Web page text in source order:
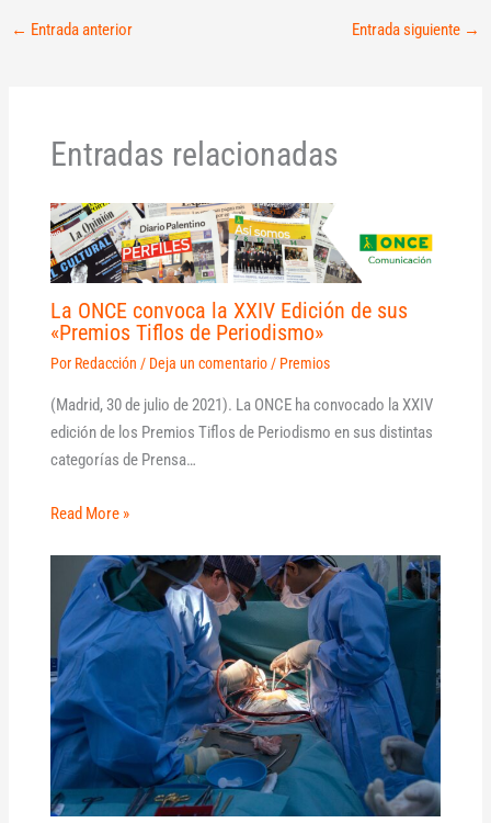
← Entrada anterior Entrada siguiente →
Entradas relacionadas
La ONCE convoca la XXIV Edición de sus
«Premios Tiflos de Periodismo»
Por Redacción / Deja un comentario / Premios
(Madrid, 30 de julio de 2021). La ONCE ha convocado la XXIV
edición de los Premios Tiflos de Periodismo en sus distintas
categorías de Prensa…
Read More »